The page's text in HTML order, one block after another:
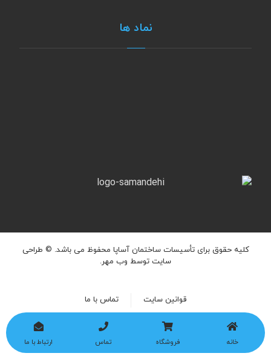
نماد ها
کلیه حقوق برای تأسیسات ساختمان آساپا محفوظ می باشد. © طراحی
سایت توسط وب مهر.
تماس با ما قوانین سایت
خانه فروشگاه تماس ارتباط با ما